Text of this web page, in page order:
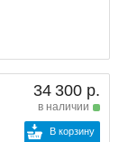
34 300 р.
в наличии
В корзину